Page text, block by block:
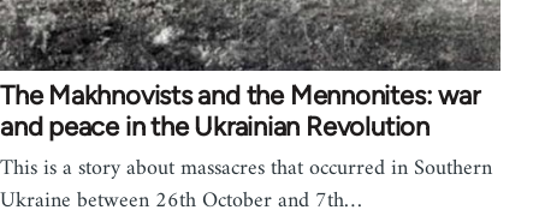
The Makhnovists and the Mennonites: war
and peace in the Ukrainian Revolution
This is a story about massacres that occurred in Southern
Ukraine between 26th October and 7th…